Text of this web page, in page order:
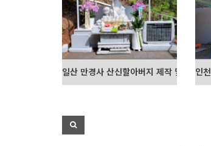
일산 만경사 산신할아버지 제작 및 설치인